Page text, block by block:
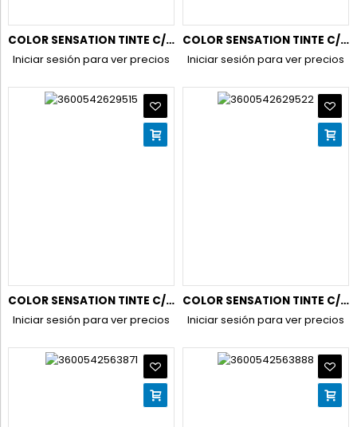
COLOR SENSATION TINTE C/PINCEL S9 RUBIO PLATINO CENIZA
Iniciar sesión para ver precios
COLOR SENSATION TINTE C/PINCEL SA1 RUBIO CAFE(ACLARA 4 TONOS
Iniciar sesión para ver precios
COLOR SENSATION TINTE C/PINCEL SA2 RUBIO CARAMELO(ACLARA 4T)
Iniciar sesión para ver precios
COLOR SENSATION TINTE C/PINCEL SA3 RUBIO MIEL(ACLARA 4 TONOS
Iniciar sesión para ver precios